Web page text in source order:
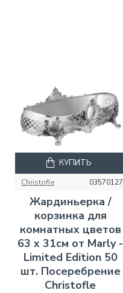
Christofle 03570127
Жардиньерка /
корзинка для
комнатных цветов
63 x 31см от Marly -
Limited Edition 50
шт. Посеребрение
Christofle
КУПИТЬ